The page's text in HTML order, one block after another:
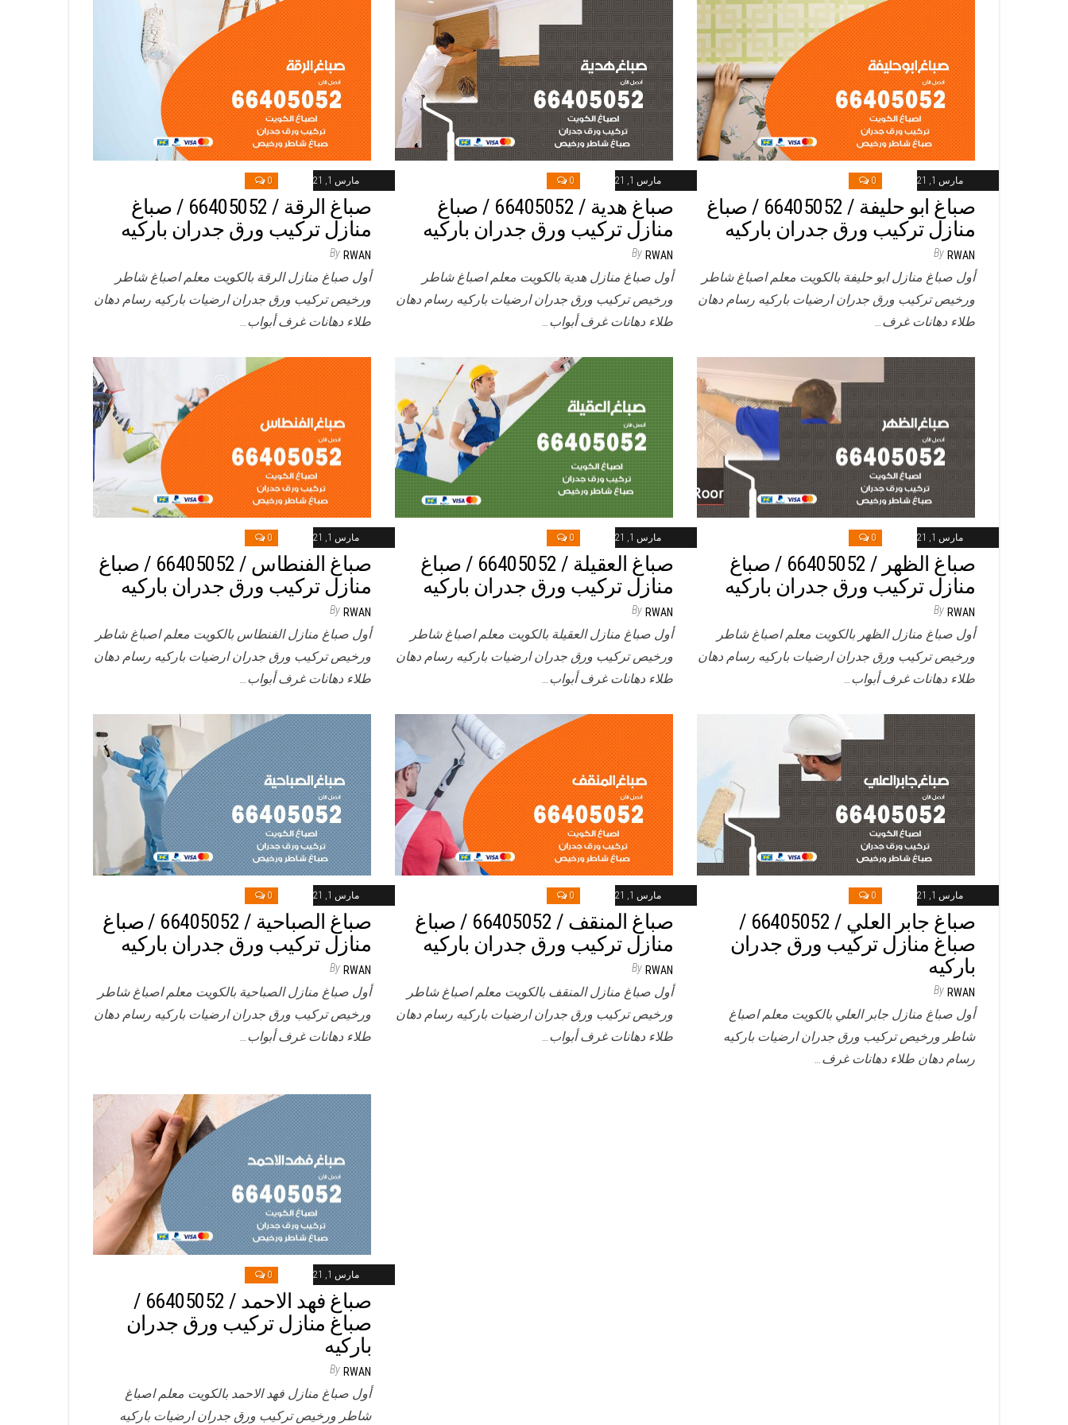
مارس 1, 2021 0
صباغ الرقة / 66405052 / صباغ
منازل تركيب ورق جدران باركيه
By RWAN
أول صباغ منازل الرقة بالكويت معلم اصباغ شاطر
ورخيص تركيب ورق جدران ارضيات باركيه رسام دهان
طلاء دهانات غرف أبواب…
مارس 1, 2021 0
صباغ هدية / 66405052 / صباغ
منازل تركيب ورق جدران باركيه
By RWAN
أول صباغ منازل هدية بالكويت معلم اصباغ شاطر
ورخيص تركيب ورق جدران ارضيات باركيه رسام دهان
طلاء دهانات غرف أبواب…
مارس 1, 2021 0
صباغ ابو حليفة / 66405052 / صباغ
منازل تركيب ورق جدران باركيه
By RWAN
أول صباغ منازل ابو حليفة بالكويت معلم اصباغ شاطر
ورخيص تركيب ورق جدران ارضيات باركيه رسام دهان
طلاء دهانات غرف…
مارس 1, 2021 0
صباغ الفنطاس / 66405052 / صباغ
منازل تركيب ورق جدران باركيه
By RWAN
أول صباغ منازل الفنطاس بالكويت معلم اصباغ شاطر
ورخيص تركيب ورق جدران ارضيات باركيه رسام دهان
طلاء دهانات غرف أبواب…
مارس 1, 2021 0
صباغ العقيلة / 66405052 / صباغ
منازل تركيب ورق جدران باركيه
By RWAN
أول صباغ منازل العقيلة بالكويت معلم اصباغ شاطر
ورخيص تركيب ورق جدران ارضيات باركيه رسام دهان
طلاء دهانات غرف أبواب…
مارس 1, 2021 0
صباغ الظهر / 66405052 / صباغ
منازل تركيب ورق جدران باركيه
By RWAN
أول صباغ منازل الظهر بالكويت معلم اصباغ شاطر
ورخيص تركيب ورق جدران ارضيات باركيه رسام دهان
طلاء دهانات غرف أبواب…
مارس 1, 2021 0
صباغ الصباحية / 66405052 / صباغ
منازل تركيب ورق جدران باركيه
By RWAN
أول صباغ منازل الصباحية بالكويت معلم اصباغ شاطر
ورخيص تركيب ورق جدران ارضيات باركيه رسام دهان
طلاء دهانات غرف أبواب…
مارس 1, 2021 0
صباغ المنقف / 66405052 / صباغ
منازل تركيب ورق جدران باركيه
By RWAN
أول صباغ منازل المنقف بالكويت معلم اصباغ شاطر
ورخيص تركيب ورق جدران ارضيات باركيه رسام دهان
طلاء دهانات غرف أبواب…
مارس 1, 2021 0
صباغ جابر العلي / 66405052 /
صباغ منازل تركيب ورق جدران
باركيه
By RWAN
أول صباغ منازل جابر العلي بالكويت معلم اصباغ
شاطر ورخيص تركيب ورق جدران ارضيات باركيه
رسام دهان طلاء دهانات غرف…
مارس 1, 2021 0
صباغ فهد الاحمد / 66405052 /
صباغ منازل تركيب ورق جدران
باركيه
By RWAN
أول صباغ منازل فهد الاحمد بالكويت معلم اصباغ
شاطر ورخيص تركيب ورق جدران ارضيات باركيه